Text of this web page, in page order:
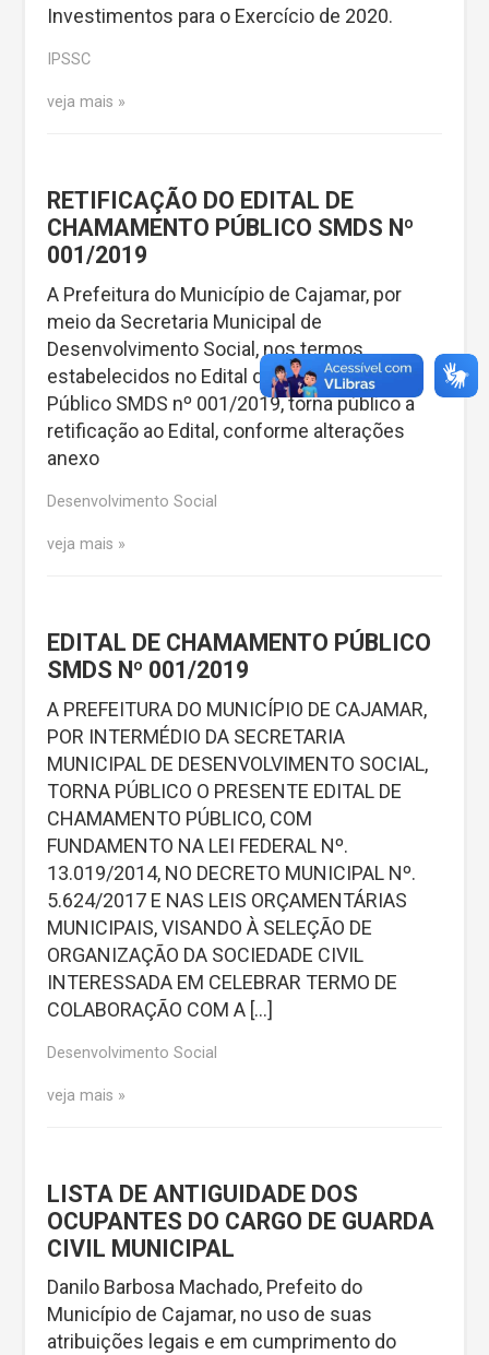
Investimentos para o Exercício de 2020.
IPSSC
veja mais
RETIFICAÇÃO DO EDITAL DE
CHAMAMENTO PÚBLICO SMDS Nº
001/2019
A Prefeitura do Município de Cajamar, por
meio da Secretaria Municipal de
Desenvolvimento Social, nos termos
estabelecidos no Edital de Chamamento
Público SMDS nº 001/2019, torna público a
retificação ao Edital, conforme alterações
anexo
Desenvolvimento Social
veja mais
EDITAL DE CHAMAMENTO PÚBLICO
SMDS Nº 001/2019
A PREFEITURA DO MUNICÍPIO DE CAJAMAR,
POR INTERMÉDIO DA SECRETARIA
MUNICIPAL DE DESENVOLVIMENTO SOCIAL,
TORNA PÚBLICO O PRESENTE EDITAL DE
CHAMAMENTO PÚBLICO, COM
FUNDAMENTO NA LEI FEDERAL Nº.
13.019/2014, NO DECRETO MUNICIPAL Nº.
5.624/2017 E NAS LEIS ORÇAMENTÁRIAS
MUNICIPAIS, VISANDO À SELEÇÃO DE
ORGANIZAÇÃO DA SOCIEDADE CIVIL
INTERESSADA EM CELEBRAR TERMO DE
COLABORAÇÃO COM A […]
Desenvolvimento Social
veja mais
LISTA DE ANTIGUIDADE DOS
OCUPANTES DO CARGO DE GUARDA
CIVIL MUNICIPAL
Danilo Barbosa Machado, Prefeito do
Município de Cajamar, no uso de suas
atribuições legais e em cumprimento do